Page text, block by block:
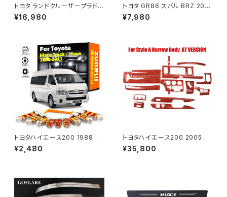
トヨタ ランドクルーザープラド 1
50 2010-2024 2023 2022
ドアハンドル 装飾 パワーウイン
¥16,980
トヨタ GR86 スバル BRZ 2022
革低反発膝パッド スエード ソフ
ト スポンジマット インテリア
¥7,980
トヨタハイエース200 1988～2
010 2011 LED車の電球 車内照
明キット トヨタハイエース トラッ
¥2,480
トヨタハイエース200 2005～2
013 右ハンドル用 インサイドパ
ネル 木目調 茶 センターコンソ
¥35,800